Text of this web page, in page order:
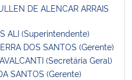
DE ALENCAR ARRAIS
ALI (Superintendente)
DOS SANTOS (Gerente)
(Secretária Geral)
SANTOS (Gerente)